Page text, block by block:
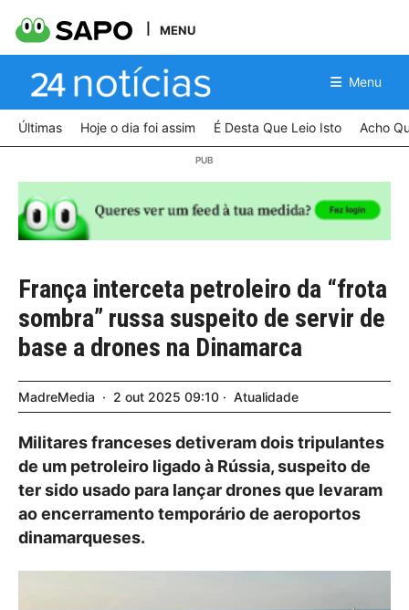
MENU
Menu
Últimas Hoje o dia foi assim É Desta Que Leio Isto Acho
França interceta petroleiro da “frota
sombra” russa suspeito de servir de
base a drones na Dinamarca
MadreMedia 2 out 2025 09:10 Atualidade
Militares franceses detiveram dois tripulantes
de um petroleiro ligado à Rússia, suspeito de
ter sido usado para lançar drones que levaram
ao encerramento temporário de aeroportos
dinamarqueses.